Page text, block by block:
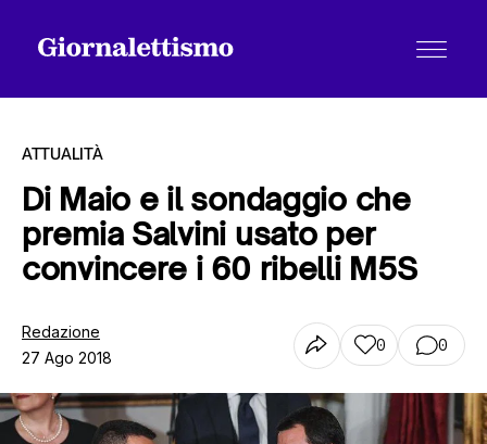
Tutti gli articoli
Chi siamo
Contatti
ATTUALITÀ
Di Maio e il sondaggio che
premia Salvini usato per
convincere i 60 ribelli M5S
Redazione
27 Ago 2018
0 0